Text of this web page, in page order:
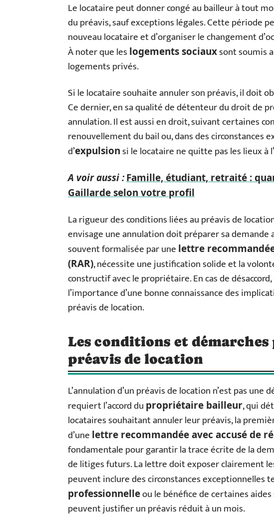
Le locataire peut donner congé au bailleur à tout
du préavis, sauf exceptions légales. Cette période
nouveau locataire et d’organiser le changement
À noter que les logements sociauxsont soumis
logements privés.
Si le locataire souhaite annuler son préavis, il doit
Ce dernier, en sa qualité de détenteur du droit de
annulation. Il est aussi en droit, suivant certaines
renouvellement du bail ou, dans des circonstances
d’expulsionsi le locataire ne quitte pas les lieux à
A voir aussi :Famille, étudiant, retraité :
Gaillarde selon votre profil
La rigueur des conditions liées au préavis de
envisage une annulation doit préparer sa demande
souvent formalisée par une lettre
(RAR), nécessite une justification solide et la
constructif avec le propriétaire. En cas de
l’importance d’une bonne connaissance des
préavis de location.
Les conditions et
préavis de location
L’annulation d’un préavis de location n’est pas une
requiert l’accord du propriétaire bailleur, qui
locataires souhaitant annuler leur préavis, la
d’une lettre recommandée avec accusé de
fondamentale pour garantir la trace écrite de la
de litiges futurs. La lettre doit exposer clairement
peuvent inclure des circonstances exceptionnelles
professionnelleou le bénéfice de certaines
peuvent justifier un préavis réduit à un mois.